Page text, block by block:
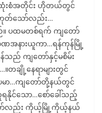
ထုံးစံအတိုင်း ဟိုတယ်တွင်
တ်သော်လည်း…
။ ပထမတစ်ရက် ကျတော်
အနားယူကာ…ရန်ကုန်မြို့
ကျတော်နှင့်မစိမ်း
တချို့နေရာများတွင်
မာ…ကျတော်တို့နယ်တွင်
သော…စော်ခေါ်သည့်
လည်း ကိုယ့်မြို့ကိုယ့်နယ်